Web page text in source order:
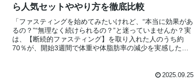
ら人気セットややり方を徹底比較
「ファスティングを始めてみたいけれど、“本当に効果があ
るの？”“無理なく続けられるの？”と迷っていませんか？実
は、【断続的ファスティング】を取り入れた人のうち約
70％が、開始3週間で体重や体脂肪率の減少を実感したと
2025.09.25